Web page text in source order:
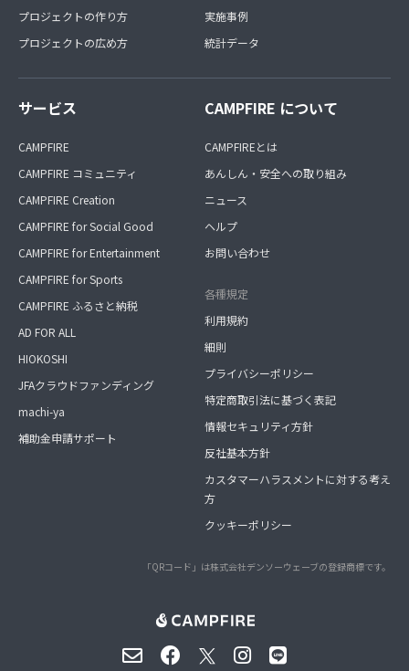
プロジェクトの作り方
プロジェクトの広め方
実施事例
統計データ
サービス
CAMPFIRE
CAMPFIRE コミュニティ
CAMPFIRE Creation
CAMPFIRE for Social Good
CAMPFIRE for Entertainment
CAMPFIRE for Sports
CAMPFIRE ふるさと納税
AD FOR ALL
HIOKOSHI
JFAクラウドファンディング
machi-ya
補助金申請サポート
CAMPFIRE について
CAMPFIREとは
あんしん・安全への取り組み
ニュース
ヘルプ
お問い合わせ
各種規定
利用規約
細則
プライバシーポリシー
特定商取引法に基づく表記
情報セキュリティ方針
反社基本方針
カスタマーハラスメントに対する考え
方
クッキーポリシー
「QRコード」は株式会社デンソーウェーブの登録商標です。